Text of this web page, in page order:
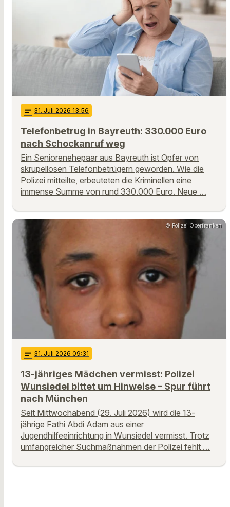
notes 31. Juli 2026 13:56
Telefonbetrug in Bayreuth: 330.000 Euro
nach Schockanruf weg
Ein Seniorenehepaar aus Bayreuth ist Opfer von
skrupellosen Telefonbetrügern geworden. Wie die
Polizei mitteilte, erbeuteten die Kriminellen eine
immense Summe von rund 330.000 Euro. Neue …
© Polizei Oberfranken
notes 31. Juli 2026 09:31
13-jähriges Mädchen vermisst: Polizei
Wunsiedel bittet um Hinweise – Spur führt
nach München
Seit Mittwochabend (29. Juli 2026) wird die 13-
jährige Fathi Abdi Adam aus einer
Jugendhilfeeinrichtung in Wunsiedel vermisst. Trotz
umfangreicher Suchmaßnahmen der Polizei fehlt …